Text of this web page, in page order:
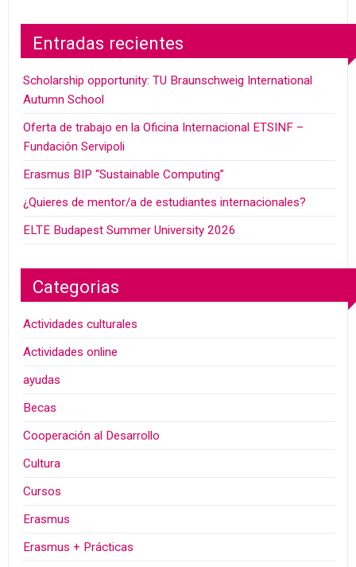
Entradas recientes
Scholarship opportunity: TU Braunschweig International
Autumn School
Oferta de trabajo en la Oficina Internacional ETSINF –
Fundación Servipoli
Erasmus BIP “Sustainable Computing”
¿Quieres de mentor/a de estudiantes internacionales?
ELTE Budapest Summer University 2026
Categorias
Actividades culturales
Actividades online
ayudas
Becas
Cooperación al Desarrollo
Cultura
Cursos
Erasmus
Erasmus + Prácticas